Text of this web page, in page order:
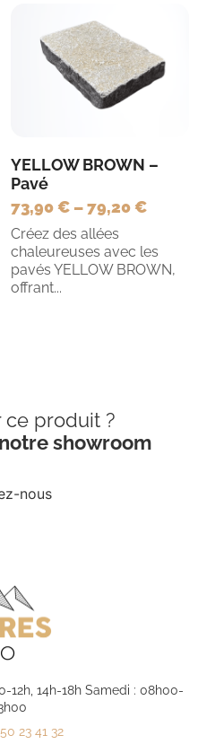
YELLOW BROWN –
Pavé
73,90 € –79,20 €
Créez des allées
chaleureuses avec les
pavés YELLOW BROWN,
offrant...
ce produit ?
notre showroom
nous
12h, 14h-18h Samedi : 08h00-
23 41 32